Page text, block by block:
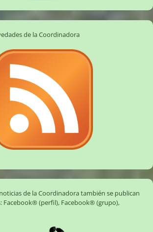
de la Coordinadora
de la Coordinadora también se publican
Facebook® (perfil), Facebook® (grupo),